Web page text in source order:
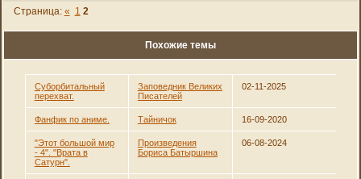
Страница: « 1 2
Похожие темы
Суборбитальный
перехват.
Заповедник Великих
Писателей
02-11-2025
Фанфик по аниме. Тайничок 16-09-2020
"Этот большой мир
- 4". "Врата в
Сатурн".
Произведения
Бориса Батыршина
06-08-2024